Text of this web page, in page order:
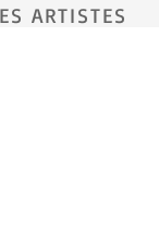
ARTISTES